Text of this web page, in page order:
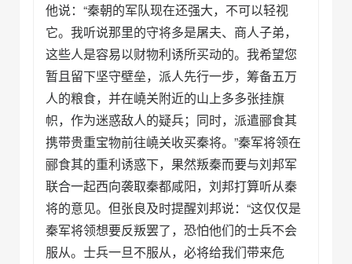
他说：“秦朝的军队现在还强大，不可以轻视
它。我听说那里的守将多是屠夫、商人子弟，
这些人是容易以财物利诱所买动的。我希望您
暂且留下坚守壁垒，派人先行一步，筹备五万
人的粮食，并在嶢关附近的山上多多张挂旗
帜，作为迷惑敌人的疑兵；同时，派遣郦食其
携带贵重宝物前往嶢关收买秦将。”秦军将领在
郦食其的重利诱惑下，果然叛秦而要与刘邦军
联合一起西向袭取秦都咸阳，刘邦打算听从秦
将的意见。但张良及时提醒刘邦说：“这仅仅是
秦军将领想要反叛罢了，恐怕他们的士兵不会
服从。士兵一旦不服从，必将给我们带来危